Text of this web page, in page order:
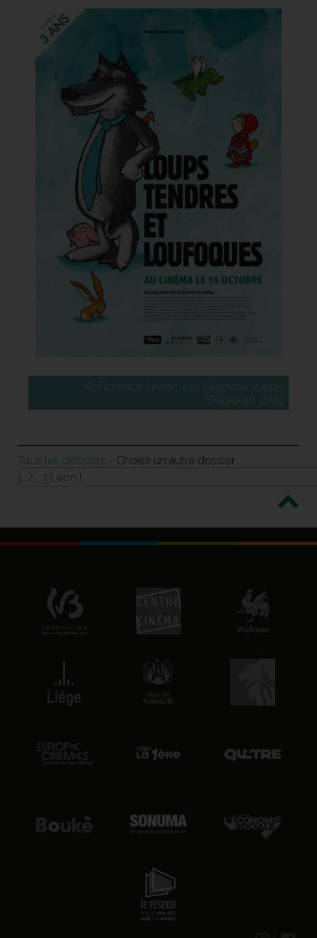
© Florence Leone, Les Grignoux (Liège,
Belgique), 2019.
Tous les dossiers - Choisir un autre dossier
1, 2 , 3 Léon !